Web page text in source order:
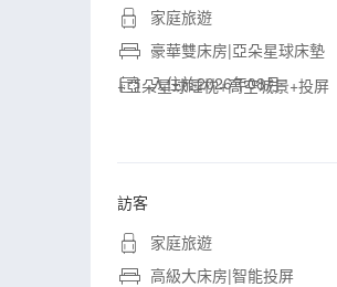
家庭旅遊
豪華雙床房|亞朵星球床墊
+亞朵星球睡枕+高空城景+投屏
入住於2026年08月
訪客
家庭旅遊
高級大床房|智能投屏